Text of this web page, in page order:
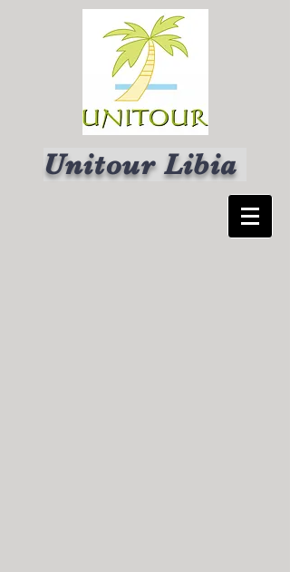
Unitour Libia